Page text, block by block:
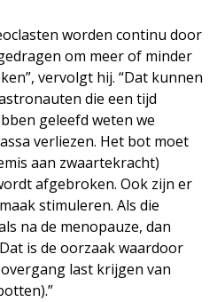
worden continu door
om meer of minder
vervolgt hij. “Dat kunnen
die een tijd
geleefd weten we
verliezen. Het bot moet
aan zwaartekracht)
afgebroken. Ook zijn er
stimuleren. Als die
na de menopauze, dan
is de oorzaak waardoor
last krijgen van